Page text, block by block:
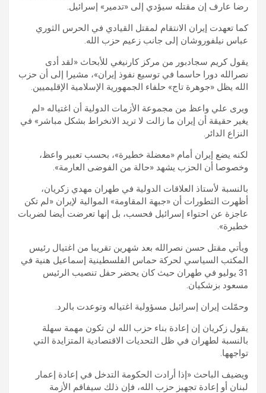
رضا عارف إن مقتله سيؤدي إلى «تدمير» إسرائيل.
كما تعهدت إيران الانتقام لمقتل القيادي في الحرس الثوري
عباس نيلفوروشان إلى جانب زعيم حزب الله.
يقول كريم سجادبور من مركز كارنيغي للأبحاث «لقد أدى
نصرالله دورا حاسما في توسيع نفوذ إيران»، مشيرا إلى أن حزب
الله يظل «جوهرة تاج» حلفاء الجمهورية الإسلامية الإقليميين.
ويرى علي واعظ من مجموعة الأزمات الدولية أن اغتياله «لم
يغير حقيقة أن إيران ما زالت لا تريد الانخراط بشكل مباشر» في
النزاع الدائر.
لكنه يضع إيران أمام «معضلة خطيرة»، بحسب تعبير واعظ،
وخصوصا أن الحزب يشهد «حالة من الفوضى العارمة».
بالنسبة لأستاذ العلاقات الدولية في طهران مهدي زكريان،
أظهرت التطورات أن «جبهة المقاومة» الموالية لإيران «لم تكن
عاجزة عن احتواء إسرائيل فحسب، بل إنها تعرضت أيضا لضربات
خطيرة».
ويأتي مقتل حسن نصرالله بعد شهرين تقريبا من اغتيال رئيس
المكتب السياسي لحركة حماس الفلسطينية إسماعيل هنية في
31 يوليو في طهران حيث كان يحضر حفل تنصيب الرئيس
مسعود بزشكيان.
وحمّلت إيران إسرائيل مسؤولية اغتياله وتوعدت بالرد.
يقول زكريان إن إعادة بناء حزب الله لن تكون مهمة سهلة
بالنسبة لطهران في ظل التحديات الاقتصادية المتزايدة التي
تواجهها.
ويضيف الباحث «إذا أرادت الحكومة التدخل في إعادة إعمار
لبنان أو إعادة تجهيز حزب الله، فإن ذلك سيفاقم الأزمة